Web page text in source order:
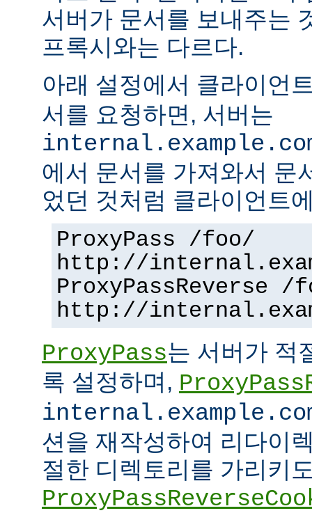
서버가 문서를 보내주는
프록시와는 다르다.
아래 설정에서 클라이언
서를 요청하면, 서버는
에서 문서를 가져와서 문
었던 것처럼 클라이언트
ProxyPass /foo/
http://
ProxyPassReverse /
http://
ProxyPass는 서버가 적
록 설정하며,
션을 재작성하여 리다이
절한 디렉토리를 가리키